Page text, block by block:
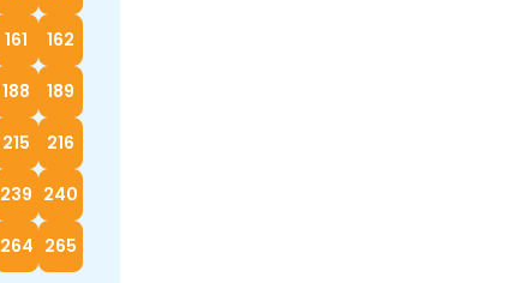
161 162
188 189
215 216
239 240
264 265